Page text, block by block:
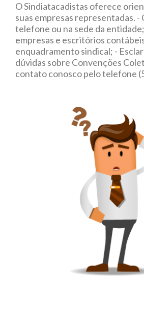
O Sindiatacadistas oferece
suas empresas representadas. -
telefone ou na sede da
empresas e escritórios
enquadramento sindical; -
dúvidas sobre Convenções
contato conosco pelo telefone